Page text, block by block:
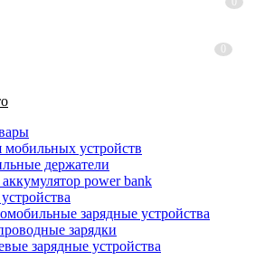
мобильных устройств
держатели
power bank
зарядные устройства
зарядки
зарядные устройства